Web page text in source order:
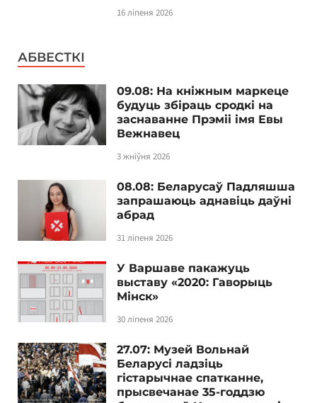
16 ліпеня 2026
АБВЕСТКІ
09.08: На кніжным маркеце
будуць збіраць сродкі на
заснаванне Прэміі імя Евы
Вежнавец
3 жніўня 2026
08.08: Беларусаў Падляшша
запрашаюць аднавіць даўні
абрад
31 ліпеня 2026
У Варшаве пакажуць
выставу «2020: Гаворыць
Мінск»
30 ліпеня 2026
27.07: Музей Вольнай
Беларусі ладзіць
гістарычнае спатканне,
прысвечанае 35-годдзю